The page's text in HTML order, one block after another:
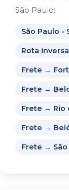
São Paulo:
São Paulo -
Rota inversa
Frete →
Frete →
Frete → Rio
Frete →
Frete → São